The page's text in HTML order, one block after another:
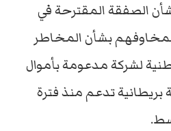
الصفقة المقترحة في
لمخاوفهم بشأن المخاطر
لشركة مدعومة بأموال
تدعم منذ فترة